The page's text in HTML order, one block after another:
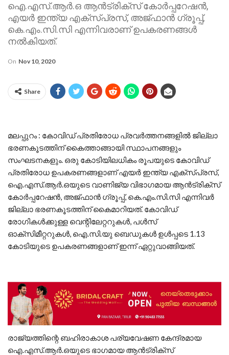
ഐ.എസ്.ആര്‍.ഒ ആന്‍ട്രിക്‌സ് കോര്‍പ്പറേഷന്‍,
എയര്‍ ഇന്ത്യ എക്സ്പ്രസ്, അജ്ഫാന്‍ ഗ്രൂപ്പ്,
കെ.എം.സി.സി എന്നിവരാണ് ഉപകരണങ്ങള്‍
നല്‍കിയത്.
On Nov 10, 2020
Share
മലപ്പുറം : കോവിഡ് പ്രതിരോധ പ്രവര്‍ത്തനങ്ങളില്‍ ജില്ലാ
ഭരണകൂടത്തിന് കൈത്താങ്ങായി സ്ഥാപനങ്ങളും
സംഘടനകളും. ഒരു കോടിയിലധികം രൂപയുടെ കോവിഡ്
പ്രതിരോധ ഉപകരണങ്ങളാണ് എയര്‍ ഇന്ത്യ എക്സ്പ്രസ്,
ഐ.എസ്.ആര്‍.ഒയുടെ വാണിജ്യ വിഭാഗമായ ആന്‍ട്രിക്‌സ്
കോര്‍പ്പറേഷന്‍, അജ്ഫാന്‍ ഗ്രൂപ്പ്, കെ.എം.സി.സി എന്നിവര്‍
ജില്ലാ ഭരണകൂടത്തിന് കൈമാറിയത്. കോവിഡ്
രോഗികള്‍ക്കുള്ള വെന്റിലേറ്ററുകള്‍, പള്‍സ്
ഓക്‌സിമീറ്ററുകള്‍, ഐ.സി.യു ബെഡുകള്‍ ഉള്‍പ്പടെ 1.13
കോടിയുടെ ഉപകരണങ്ങളാണ് ഇന്ന് ഏറ്റുവാങ്ങിയത്.
രാജ്യത്തിന്റെ ബഹിരാകാശ പര്യവേഷണ കേന്ദ്രമായ
ഐ.എസ്.ആര്‍.ഒയുടെ ഭാഗമായ ആന്‍ട്രിക്‌സ്